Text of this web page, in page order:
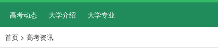
高考动态 大学介绍 大学专业
首页 > 高考资讯